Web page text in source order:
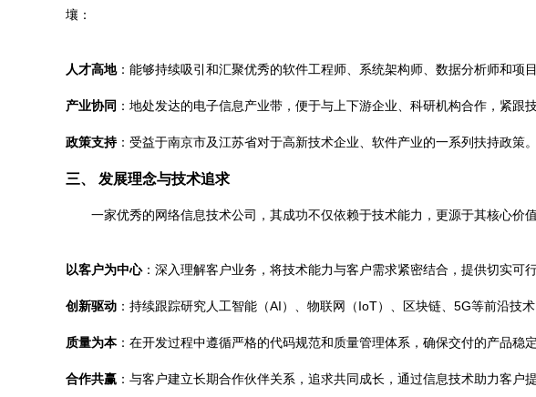
壤：
人才高地：能够持续吸引和汇聚优秀的软件工程师、系统架构师、数据分析师和项
产业协同 ：地处发达的电子信息产业带，便于与上下游企业、科研机构合作，紧跟
政策支持：受益于南京市及江苏省对于高新技术企业、软件产业的一系列扶持政策。
三、 发展理念与技术追求
一家优秀的网络信息技术公司，其成功不仅依赖于技术能力，更源于其核心价
以客户为中心：深入理解客户业务，将技术能力与客户需求紧密结合，提供切实可行
创新驱动 ：持续跟踪研究人工智能（AI）、物联网（IoT）、区块链、5G等前沿技
质量为本：在开发过程中遵循严格的代码规范和质量管理体系，确保交付的产品稳
合作共赢 ：与客户建立长期合作伙伴关系，追求共同成长，通过信息技术助力客户